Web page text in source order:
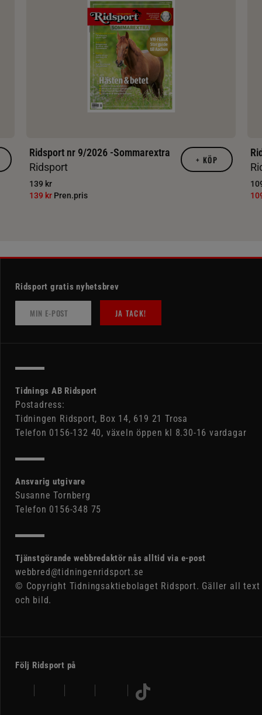
Ridsport nr 9/2026 -Sommarextra
Ridsport
139 kr
139 kr Pren.pris
+ KÖP
Ridsport gratis nyhetsbrev
JA TACK!
Tidnings AB Ridsport
Postadress:
Tidningen Ridsport, Box 14, 619 21 Trosa
Telefon 0156-132 40, växeln öppen kl 8.30-16 vardagar
Ansvarig utgivare
Susanne Tornberg
Telefon 0156-348 75
Tjänstgörande webbredaktör nås alltid via e-post
webbred@tidningenridsport.se
© Copyright Tidningsaktiebolaget Ridsport. Gäller all text
och bild.
Följ Ridsport på